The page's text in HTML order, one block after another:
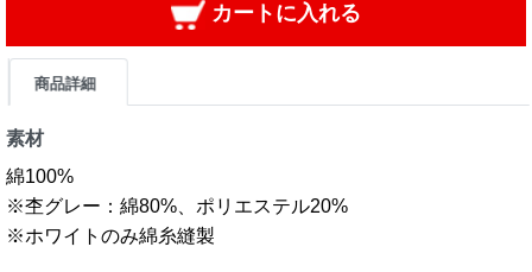
カートに入れる
商品詳細
素材
綿100%
※杢グレー：綿80%、ポリエステル20%
※ホワイトのみ綿糸縫製